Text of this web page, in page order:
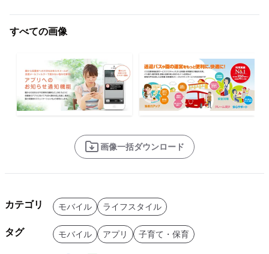
すべての画像
画像一括ダウンロード
カテゴリ モバイル ライフスタイル
タグ モバイル アプリ 子育て・保育